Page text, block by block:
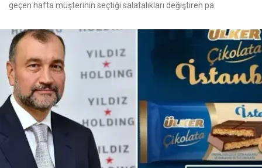
geçen hafta müşterinin seçtiği salatalıkları değiştiren pa